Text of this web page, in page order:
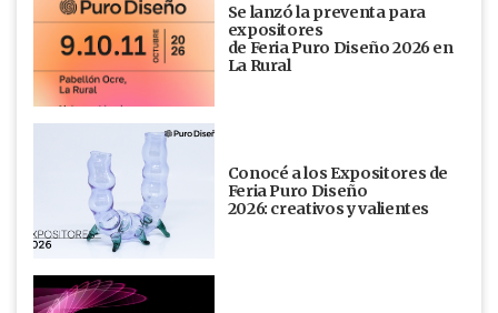
Se lanzó la preventa para
expositores
de Feria Puro Diseño 2026 en
La Rural
Conocé a los Expositores de
Feria Puro Diseño
2026: creativos y valientes